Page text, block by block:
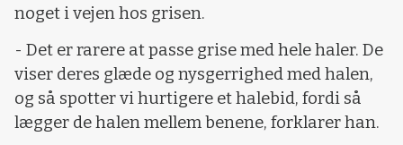
noget i vejen hos grisen.
- Det er rarere at passe grise med hele haler. De
viser deres glæde og nysgerrighed med halen,
og så spotter vi hurtigere et halebid, fordi så
lægger de halen mellem benene, forklarer han.